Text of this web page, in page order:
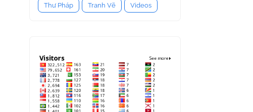
Thư Pháp Tranh Vẽ Videos